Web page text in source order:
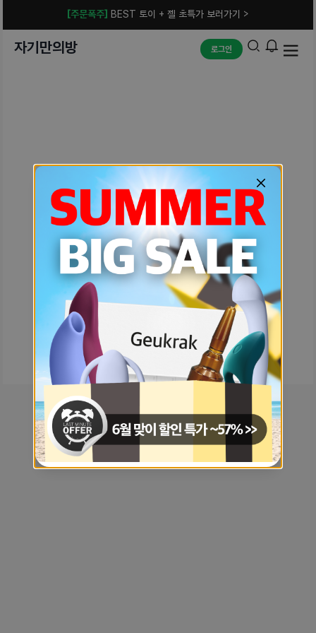
[주문폭주] BEST 토이 + 젤 초특가 보러가기 >
자기만의방 로그인
예상치 못한 에러입니다.